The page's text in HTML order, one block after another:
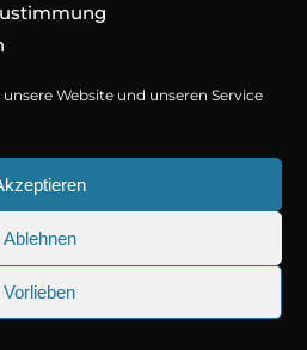
Website und unseren Service
Ablehnen
Vorlieben
ante orci, porttitor sodales
odio.
condimentum
sem ac semper. Pellentesque
Titania Medien GmbH.